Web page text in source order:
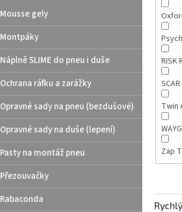
Mousse gely
Montpáky
Náplně SLIME do pneu i duše
Ochrana ráfku a zarážky
Opravné sady na pneu (bezdušové)
Opravné sady na duše (lepení)
Pasty na montáž pneu
Přezouvačky
Rabaconda
RISK
SCAR
Twin
Zap